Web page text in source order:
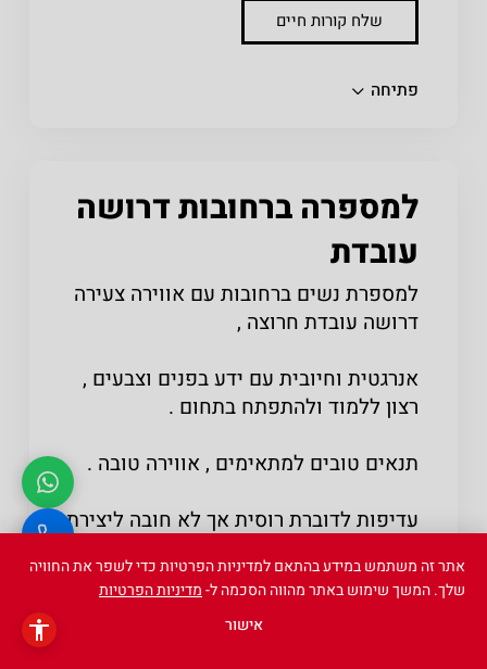
שלח קורות חיים
פתיחה
למספרה ברחובות דרושה
עובדת
למספרת נשים ברחובות עם אווירה צעירה
דרושה עובדת חרוצה ,
אנרגטית וחיובית עם ידע בפנים וצבעים ,
רצון ללמוד ולהתפתח בתחום .
תנאים טובים למתאימים , אווירה טובה .
עדיפות לדוברת רוסית אך לא חובה ליצירת
אתר זה משתמש במידע בהתאם למדיניות הפרטיות כדי לשפר את החוויה
שלך. המשך שימוש באתר מהווה הסכמה ל-מדיניות הפרטיות
אישור